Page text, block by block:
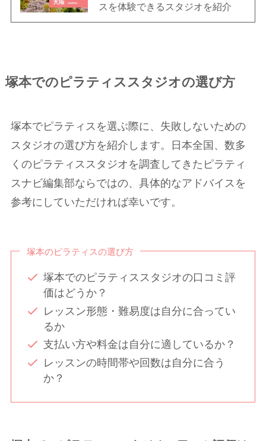
スを体験できるスタジオを紹介
塚本でのピラティススタジオの選び方
塚本でピラティスを選ぶ際に、失敗しないための
スタジオの選び方を紹介します。日本全国、数多
くのピラティススタジオを調査してきたピラティ
スナビ編集部ならではの、具体的なアドバイスを
参考にしていただければ幸いです。
塚本のピラティスの選び方
塚本でのピラティススタジオの口コミ評
価はどうか？
レッスン形態・難易度は自分に合ってい
るか
支払い方や料金は自分に適しているか？
レッスンの時間帯や回数は自分に合う
か？